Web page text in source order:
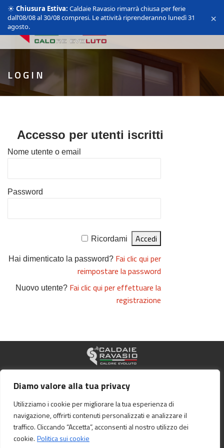
Diamo valore alla tua privacy
Utilizziamo i cookie per migliorare la tua esperienza di
navigazione, offrirti contenuti personalizzati e analizzare il
traffico. Cliccando “Accetta”, acconsenti al nostro utilizzo dei
cookie. Politica sui cookie
LOGIN
Accesso per utenti iscritti
Nome utente o email
Password
Ricordami
Hai dimenticato la password? Fai clic qui per
reimpostare la password
Nuovo utente? Fai clic qui per effettuare la
registrazione
P.IVA 00855860169
RIVEDI IL CONSENSO DEI COOKIE
powered byandreawebdesigner.com
LAVORA CON NOI
POLITICA PER LA QUALITÁ
PRIVACY & COOKIE POLICY
☀️ Chiusura Estiva: Caldaie Ravasio rimarrà chiusa per ferie
dall’08/08 al 30/08 compresi. Le attività riprenderanno lunedì 31
agosto.
×